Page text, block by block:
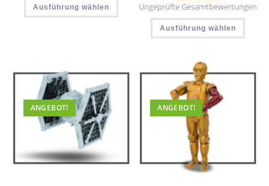
Ausführung wählen Produkt
weist
Varianten
auf
Bewertet mit
5.00von 5
Ungeprüfte Gesamtbewertungen
Ausführung wählen
weist
Die
ANGEBOT! ANGEBOT!